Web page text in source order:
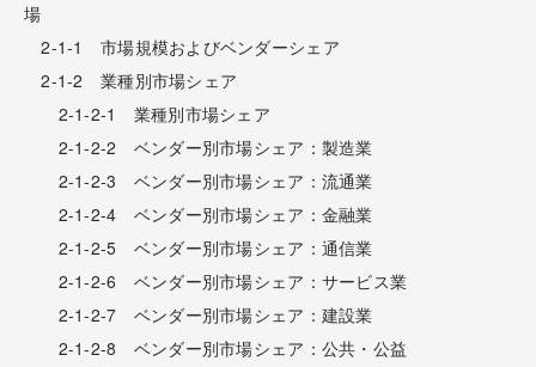
場
2-1-1 市場規模およびベンダーシェア
2-1-2 業種別市場シェア
2-1-2-1 業種別市場シェア
2-1-2-2 ベンダー別市場シェア：製造業
2-1-2-3 ベンダー別市場シェア：流通業
2-1-2-4 ベンダー別市場シェア：金融業
2-1-2-5 ベンダー別市場シェア：通信業
2-1-2-6 ベンダー別市場シェア：サービス業
2-1-2-7 ベンダー別市場シェア：建設業
2-1-2-8 ベンダー別市場シェア：公共・公益